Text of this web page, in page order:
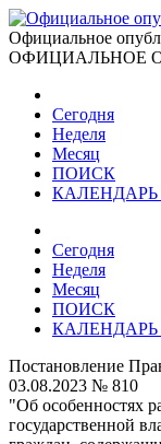
Официальное
ОФИЦИАЛЬНОЕ
Сегодня
Неделя
Месяц
ПОИСК
Сегодня
Неделя
Месяц
ПОИСК
Постановление
03.08.2023 № 810
"Об особенностях
государственной